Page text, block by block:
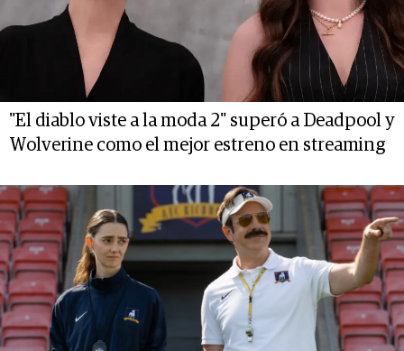
"El diablo viste a la moda 2" superó a Deadpool y
Wolverine como el mejor estreno en streaming